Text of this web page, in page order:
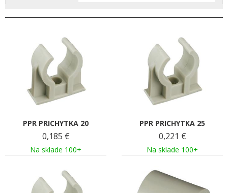
PPR PRICHYTKA 20
0,185 €
Na sklade 100+
PPR PRICHYTKA 25
0,221 €
Na sklade 100+